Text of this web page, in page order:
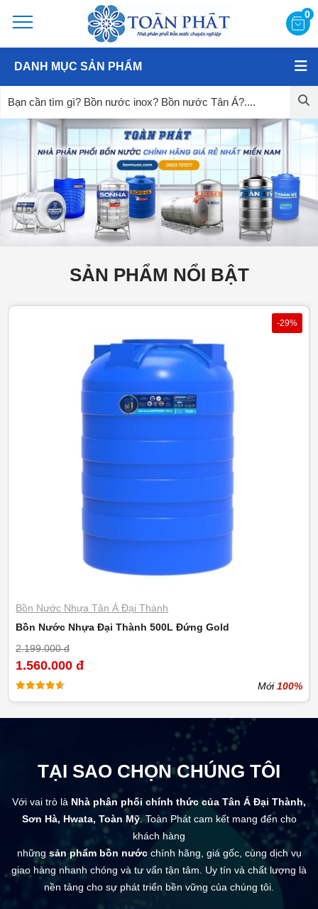
0
DANH MỤC SẢN PHẨM
SẢN PHẨM NỔI BẬT
-29%
Bồn Nước Nhựa Tân Á Đại Thành
Bồn Nước Nhựa Đại Thành 500L Đứng Gold
2.199.000 đ
1.560.000 đ
Mới100%
TẠI SAO CHỌN CHÚNG TÔI
Với vai trò là Nhà phân phối chính thức của Tân Á Đại Thành,
Sơn Hà, Hwata, Toàn Mỹ. Toàn Phát cam kết mang đến cho
khách hàng
những sản phẩm bồn nướcchính hãng, giá gốc, cùng dịch vụ
giao hàng nhanh chóng và tư vấn tận tâm. Uy tín và chất lượng là
nền tảng cho sự phát triển bền vững của chúng tôi.